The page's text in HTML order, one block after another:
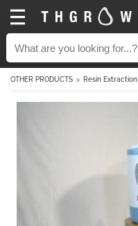
OTHER PRODUCTS Resin Extraction